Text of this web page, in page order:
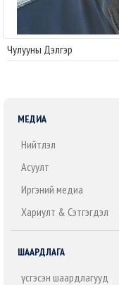
Чулууны Дэлгэр
МЕДИА
Нийтлэл
Асуулт
Иргэний медиа
Хариулт & Сэтгэгдэл
ШААРДЛАГА
Үүсгэсэн шаардлагууд